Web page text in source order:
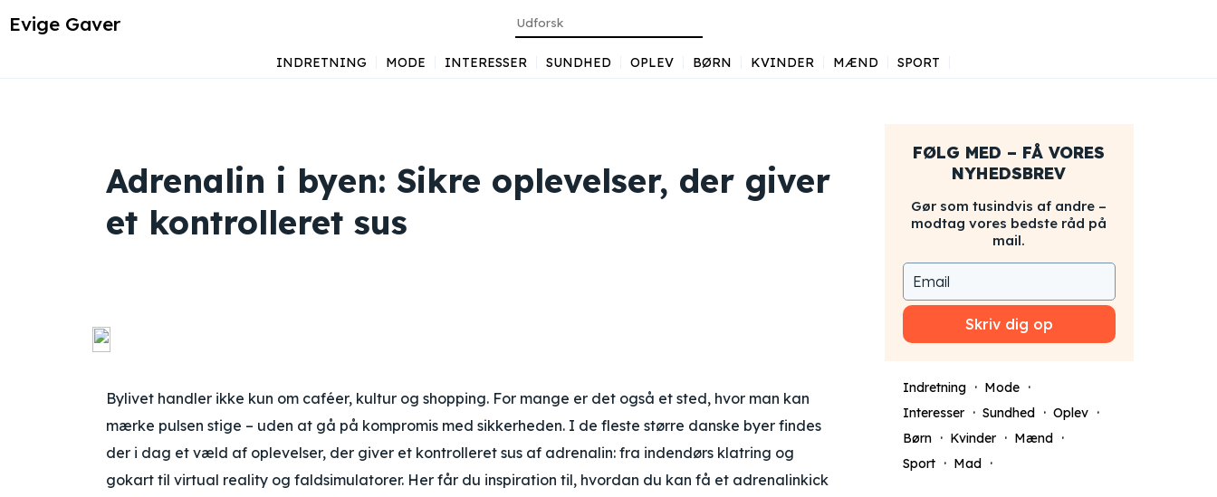
Evige Gaver
INDRETNING MODE INTERESSER SUNDHED OPLEV BØRN KVINDER MÆND SPORT
Adrenalin i byen: Sikre oplevelser, der giver
et kontrolleret sus
Bylivet handler ikke kun om caféer, kultur og shopping. For mange er det også et sted, hvor man kan
mærke pulsen stige – uden at gå på kompromis med sikkerheden. I de fleste større danske byer findes
der i dag et væld af oplevelser, der giver et kontrolleret sus af adrenalin: fra indendørs klatring og
gokart til virtual reality og faldsimulatorer. Her får du inspiration til, hvordan du kan få et adrenalinkick
FØLG MED – FÅ VORES
NYHEDSBREV
Gør som tusindvis af andre –
modtag vores bedste råd på
mail.
Skriv dig op
Indretning
Mode
Interesser
Sundhed
Oplev
Børn
Kvinder
Mænd
Sport
Mad